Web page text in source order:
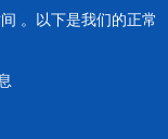
。以下是我们的正常